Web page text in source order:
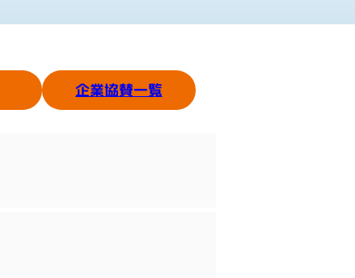
企業協賛一覧